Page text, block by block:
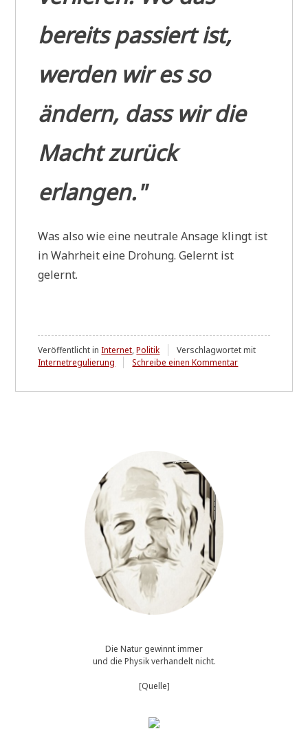
bereits passiert ist,
werden wir es so
ändern, dass wir die
Macht zurück
erlangen."
Was also wie eine neu­tra­le Ansa­ge klingt ist
in Wahr­heit eine Dro­hung. Gelernt ist
gelernt.
Veröffentlicht inInternet,Politik
Verschlagwortet mit
Internetregulierung
Schreibe einen Kommentarzu
Die Natur gewinnt immer
und die Physik verhandelt nicht.
[Quelle]